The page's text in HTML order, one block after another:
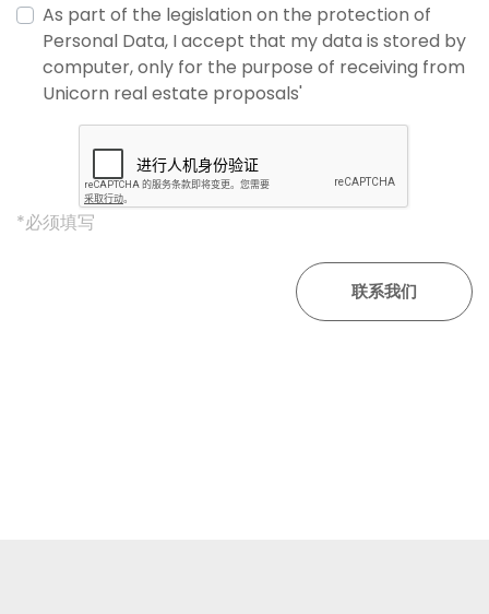
As part of the legislation on the protection of
Personal Data, I accept that my data is stored by
computer, only for the purpose of receiving from
Unicorn real estate proposals'
*必须填写